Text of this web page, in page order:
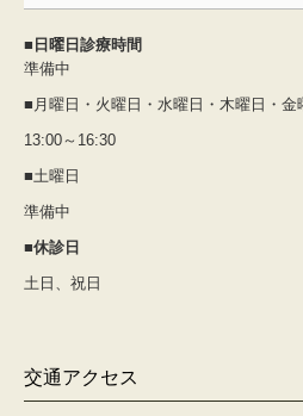
■日曜日診療時間
準備中
■月曜日・火曜日・水曜日・木曜日・金
13:00～16:30
■土曜日
準備中
■休診日
土日、祝日
交通アクセス